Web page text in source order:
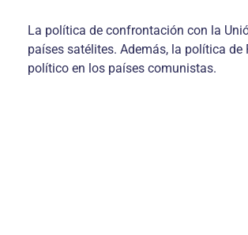
La política de confrontación con la
países satélites. Además, la política
político en los países comunistas.